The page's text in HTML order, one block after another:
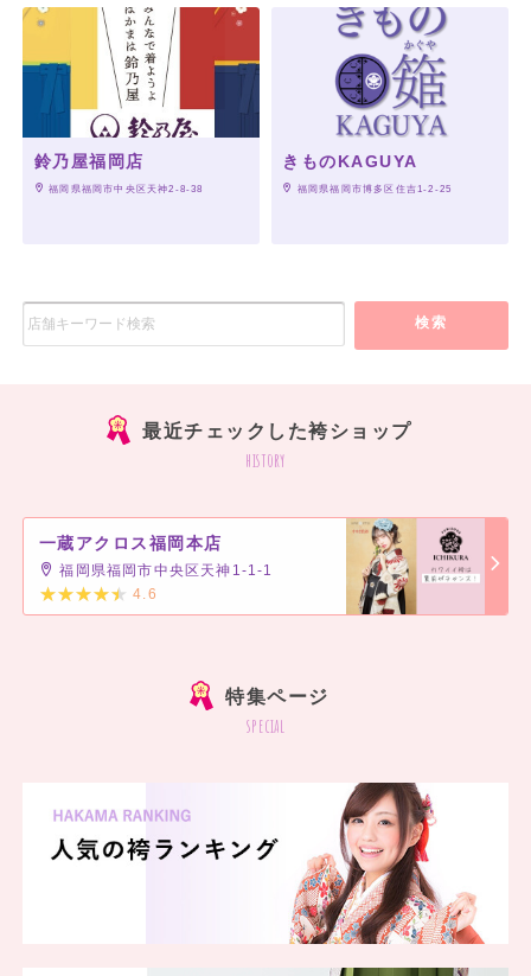
鈴乃屋福岡店
福岡県福岡市中央区天神2-8-38
きものKAGUYA
福岡県福岡市博多区住吉1-2-25
検索
最近チェックした袴ショップ
history
一蔵アクロス福岡本店
福岡県福岡市中央区天神1-1-1
4.6
特集ページ
special